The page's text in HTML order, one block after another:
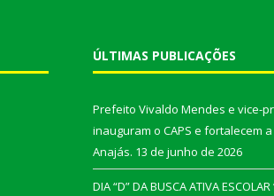
ÚLTIMAS PUBLICAÇÕES
Prefeito Vivaldo Mendes e vice-
inauguram o CAPS e fortalecem
Anajás. 13 de junho de 2026
DIA “D” DA BUSCA ATIVA